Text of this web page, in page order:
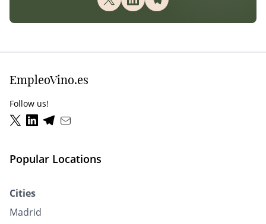
EmpleoVino.es
Follow us!
Popular Locations
Cities
Madrid